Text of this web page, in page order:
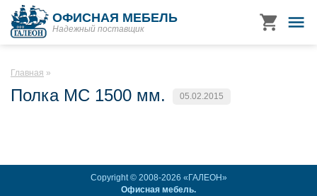
ОФИСНАЯ МЕБЕЛЬ
Надежный поставщик
Главная
Полка МС 1500 мм. 05.02.2015
Copyright © 2008-2026 «ГАЛЕОН»
Офисная мебель.